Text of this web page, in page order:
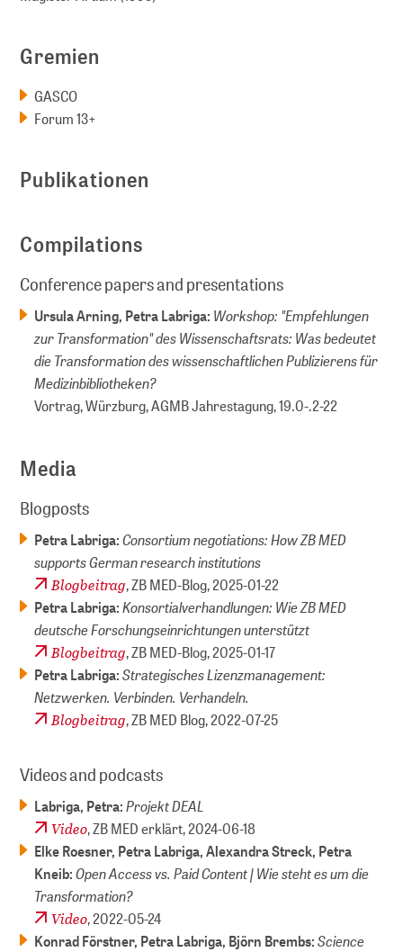
Gremien
GASCO
Forum 13+
Publikationen
Compilations
Conference papers and presentations
Ursula Arning, Petra Labriga: Workshop: "Empfehlungen
zur Transformation" des Wissenschaftsrats: Was bedeutet
die Transformation des wissenschaftlichen Publizierens für
Medizinbibliotheken?
Vortrag, Würzburg, AGMB Jahrestagung,19.0-.2-22
Media
Blogposts
Petra Labriga:Consortium negotiations: How ZB MED
supports German research institutions
Blogbeitrag, ZB MED-Blog,2025-01-22
Petra Labriga:Konsortialverhandlungen: Wie ZB MED
deutsche Forschungseinrichtungen unterstützt
Blogbeitrag, ZB MED-Blog,2025-01-17
Petra Labriga:Strategisches Lizenzmanagement:
Netzwerken. Verbinden. Verhandeln.
Blogbeitrag, ZB MED Blog,2022-07-25
Videos and podcasts
Labriga, Petra:Projekt DEAL
Video, ZB MED erklärt,2024-06-18
Elke Roesner, Petra Labriga, Alexandra Streck, Petra
Kneib:Open Access vs. Paid Content | Wie steht es um die
Transformation?
Video,2022-05-24
Konrad Förstner, Petra Labriga, Björn Brembs:Science